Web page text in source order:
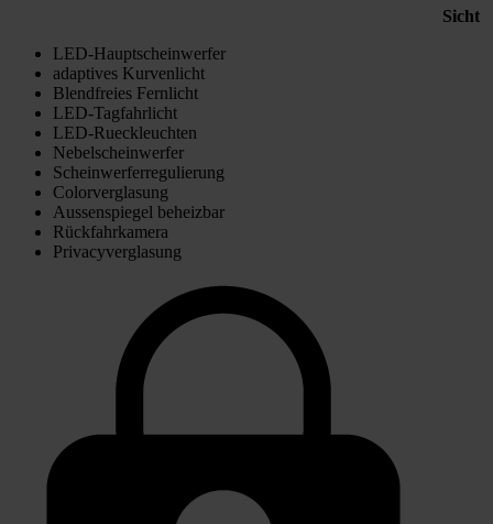
Sicht
LED-Hauptscheinwerfer
adaptives Kurvenlicht
Blendfreies Fernlicht
LED-Tagfahrlicht
LED-Rueckleuchten
Nebelscheinwerfer
Scheinwerferregulierung
Colorverglasung
Aussenspiegel beheizbar
Rückfahrkamera
Privacyverglasung